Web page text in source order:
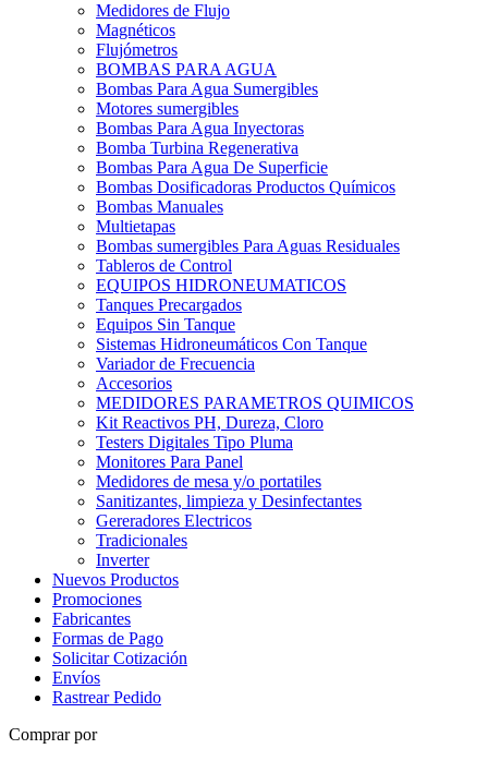
Medidores de Flujo
Magnéticos
Flujómetros
BOMBAS PARA AGUA
Bombas Para Agua Sumergibles
Motores sumergibles
Bombas Para Agua Inyectoras
Bomba Turbina Regenerativa
Bombas Para Agua De Superficie
Bombas Dosificadoras Productos Químicos
Bombas Manuales
Multietapas
Bombas sumergibles Para Aguas Residuales
Tableros de Control
EQUIPOS HIDRONEUMATICOS
Tanques Precargados
Equipos Sin Tanque
Sistemas Hidroneumáticos Con Tanque
Variador de Frecuencia
Accesorios
MEDIDORES PARAMETROS QUIMICOS
Kit Reactivos PH, Dureza, Cloro
Testers Digitales Tipo Pluma
Monitores Para Panel
Medidores de mesa y/o portatiles
Sanitizantes, limpieza y Desinfectantes
Gereradores Electricos
Tradicionales
Inverter
Nuevos Productos
Promociones
Fabricantes
Formas de Pago
Solicitar Cotización
Envíos
Rastrear Pedido
Comprar por